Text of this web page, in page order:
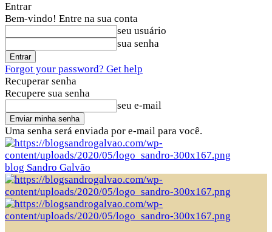
Entrar
Bem-vindo! Entre na sua conta
seu usuário
sua senha
Forgot your password? Get help
Recuperar senha
Recupere sua senha
seu e-mail
Uma senha será enviada por e-mail para você.
blog Sandro Galvão